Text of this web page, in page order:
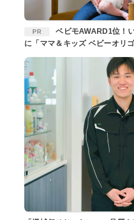
PR
ベビモAWARD1位！いま注目の〈赤ちゃん腸活〉
に「ママ＆キッズ ベビーオリ